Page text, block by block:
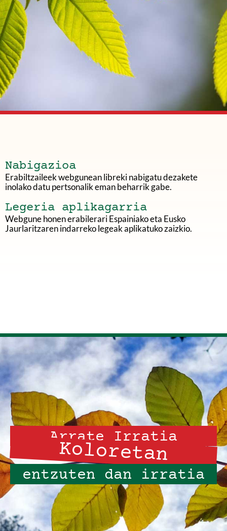
Nabigazioa
Erabiltzaileek webgunean libreki nabigatu dezakete
inolako datu pertsonalik eman beharrik gabe.
Legeria aplikagarria
Webgune honen erabilerari Espainiako eta Eusko
Jaurlaritzaren indarreko legeak aplikatuko zaizkio.
Arrate Irratia
Koloretan
entzuten dan irratia